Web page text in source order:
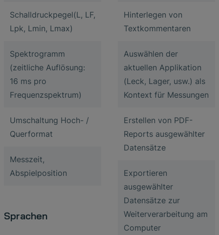
Schalldruckpegel(L, LF,
Lpk, Lmin, Lmax)
Spektrogramm
(zeitliche Auflösung:
16 ms pro
Frequenzspektrum)
Umschaltung Hoch- /
Querformat
Messzeit,
Abspielposition
Sprachen
Hinterlegen von
Textkommentaren
Auswählen der
aktuellen Applikation
(Leck, Lager, usw.) als
Kontext für Messungen
Erstellen von PDF-
Reports ausgewählter
Datensätze
Exportieren
ausgewählter
Datensätze zur
Weiterverarbeitung am
Computer